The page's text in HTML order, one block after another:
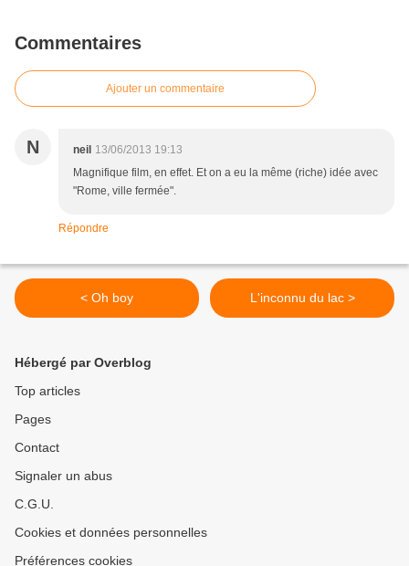
Commentaires
Ajouter un commentaire
N neil 13/06/2013 19:13
Magnifique film, en effet. Et on a eu la même (riche) idée avec
"Rome, ville fermée".
Répondre
< Oh boy L'inconnu du lac >
Hébergé par Overblog
Top articles
Pages
Contact
Signaler un abus
C.G.U.
Cookies et données personnelles
Préférences cookies